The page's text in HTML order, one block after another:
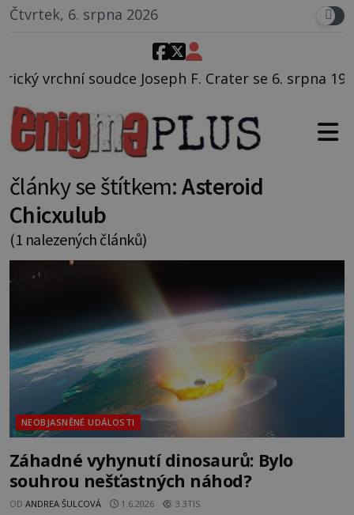
Čtvrtek, 6. srpna 2026
Joseph F. Crater se 6. srpna 1930 navečeří ve
články se štítkem:Asteroid
Chicxulub
(1 nalezených článků)
NEOBJASNĚNÉ UDÁLOSTI
Záhadné vyhynutí dinosaurů: Bylo
souhrou nešťastných náhod?
OD ANDREA ŠULCOVÁ 1.6.2026 3.3TIS